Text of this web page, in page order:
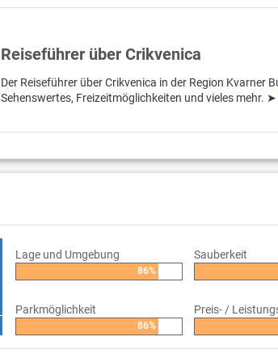
Reiseführer über Crikvenica
Der Reiseführer über Crikvenica in der Region Kvarner
Sehenswertes, Freizeitmöglichkeiten und vieles mehr.
Lage und Umgebung
86%
Sauberkeit
Parkmöglichkeit
86%
Preis- /